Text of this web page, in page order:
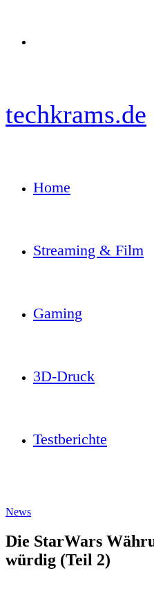
techkrams.de
Home
Streaming & Film
Gaming
3D-Druck
Testberichte
News
Die StarWars
würdig (Teil 2)